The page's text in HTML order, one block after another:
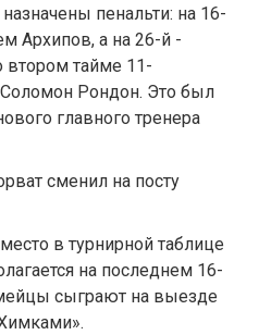
пенальти: на 16-
Архипов, а на 26-й -
втором тайме 11-
Рондон. Это был
главного тренера
сменил на посту
в турнирной таблице
на последнем 16-
сыграют на выезде